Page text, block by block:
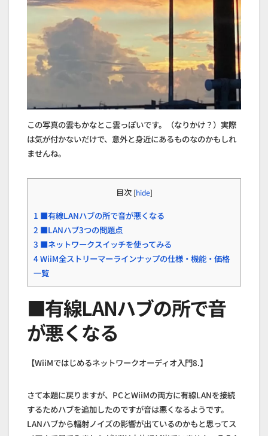
この写真の雲もかなとこ雲っぽいです。（なりかけ？）実際
は気が付かないだけで、意外と身近にあるものなのかもしれ
ませんね。
目次 [hide]
1 ■有線LANハブの所で音が悪くなる
2 ■LANハブ3つの問題点
3 ■ネットワークスイッチを使ってみる
4WiiM全ストリーマーラインナップの仕様・機能・価格
一覧
■有線LANハブの所で音
が悪くなる
【WiiMではじめるネットワークオーディオ入門8.】
さて本題に戻りますが、PCとWiiMの両方に有線LANを接続
するためハブを追加したのですが音は悪くなるようです。
LANハブから輻射ノイズの影響が出ているのかもと思ってス